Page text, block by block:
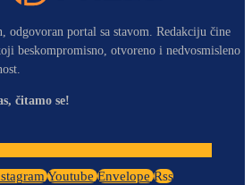
odgovoran portal sa stavom. Redakciju čine
beskompromisno, otvoreno i nedvosmisleno
čitamo se!
Youtube Envelope Rss